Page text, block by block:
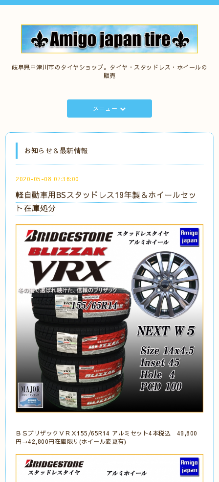
岐阜県中津川市のタイヤショップ。タイヤ・スタッドレス・ホイールの
販売
メニュー
お知らせ＆最新情報
2020-05-08 07:36:00
軽自動車用BSスタッドレス19年製＆ホイールセッ
ト在庫処分
ＢＳブリザックＶＲＸ155/65R14 アルミセット4本税込 49,800
円→42,800円在庫限り(ホイール変更有)